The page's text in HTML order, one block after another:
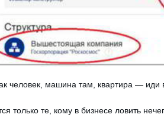
человек, машина там, квартира — иди
только те, кому в бизнесе ловить